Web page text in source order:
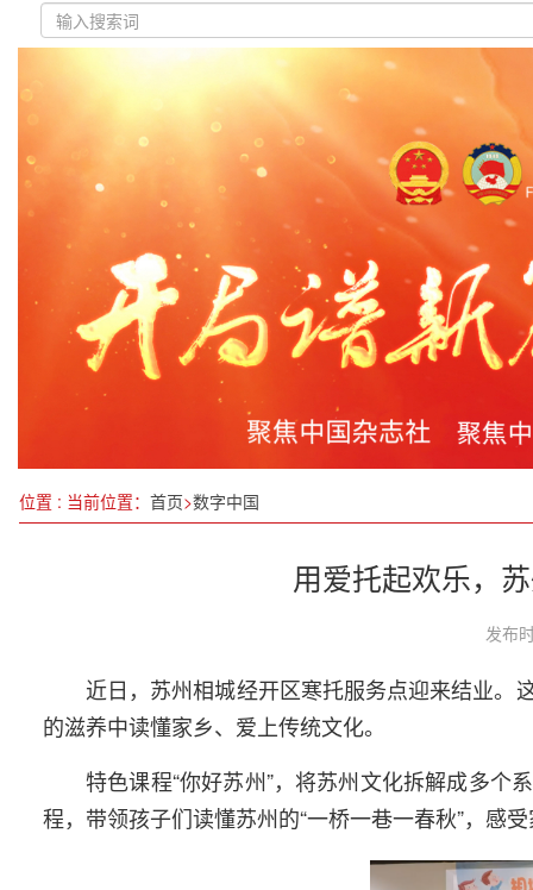
与法同行“正青春” 光影普法“零距离”
第三十二届书博会开幕 打造全民共享的文化盛宴
共建新时代地质工作吉州站正式签约揭牌
防城港市持续优化营商环境 外贸进出口额再创新高
免陪照护 住院陪护专业舒心
今年以来累计灌溉面积超6400万亩
雷军，中国新首富！
江西持续深入打好碧水提升攻坚战
位置 : 当前位置： 首页>数字中国
用爱托起欢乐，
发布
近日，苏州相城经开区寒托服务点迎来结业。
的滋养中读懂家乡、爱上传统文化。
特色课程“你好苏州”，将苏州文化拆解成多
程，带领孩子们读懂苏州的“一桥一巷一春秋”，感